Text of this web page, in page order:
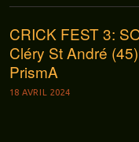
CRICK FEST 3:
Cléry St André
PrismA
18 AVRIL 2024